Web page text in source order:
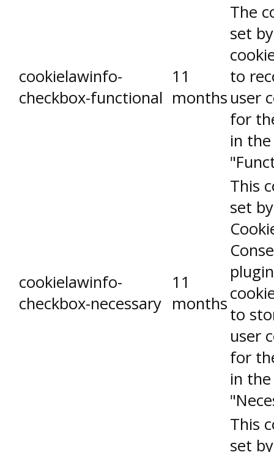
cookielawinfo-
checkbox-functional
11
months
The
set
to
user
for
in
cookielawinfo-
checkbox-necessary
11
months
This
set
to
user
for
in
This
set